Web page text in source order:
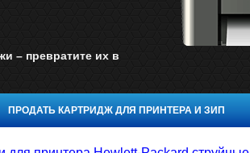
– превратите их в
ПРОДАТЬ КАРТРИДЖ ДЛЯ ПРИНТЕРА И ЗИП